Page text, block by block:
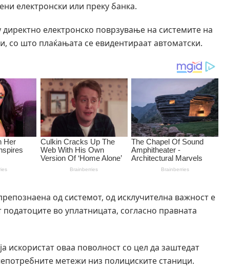
електронски или преку банка.
електронско поврзување на системите на
со што плаќањата се евидентираат автоматски.
од системот, од исклучителна важност е
во уплатницата, согласно правната
искористат оваа поволност со цел да заштедат
метежи низ полициските станици.